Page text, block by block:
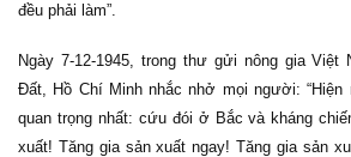
đều phải làm”.
Ngày 7-12-1945, trong thư gửi nông gia Việt
Đất, Hồ Chí Minh nhắc nhở mọi người: “Hiện
quan trọng nhất: cứu đói ở Bắc và kháng
xuất! Tăng gia sản xuất ngay! Tăng gia sản